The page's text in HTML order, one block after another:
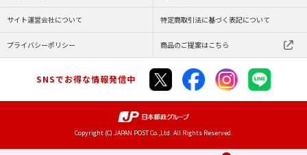
サイト運営会社について 特定商取引法に基づく表記について
プライバシーポリシー 商品のご提案はこちら
SNSでお得な情報発信中
Copyright (C) JAPAN POST Co.,Ltd. All Rights Reserved.